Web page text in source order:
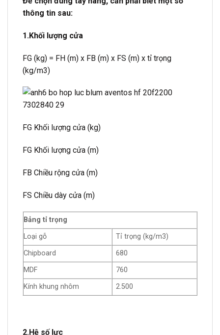
thông tin sau:
1.Khối lượng cửa
FG (kg) = FH (m) x FB (m) x FS (m) x tỉ trọng
(kg/m3)
FG Khối lượng cửa (kg)
FG Khối lượng cửa (m)
FB Chiều rộng cửa (m)
FS Chiều dày cửa (m)
Bảng tỉ trọng
Loại gỗ
Tỉ trọng (kg/m3)
Chipboard
680
MDF
760
Kính khung nhôm
2.500
2.Hệ số lực